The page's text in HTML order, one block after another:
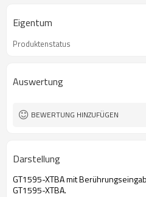
Eigentum
Produktenstatus
Auswertung
BEWERTUNG HINZUFÜGEN
Darstellung
GT1595-XTBA mit
GT1595-XTBA.